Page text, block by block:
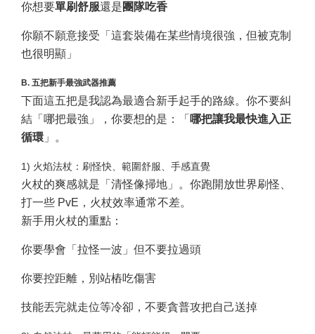
你想要單刷舒服還是團隊吃香
你願不願意接受「這套裝備在某些情境很強，但被克制
也很明顯」
B. 五把新手最強武器推薦
下面這五把是我認為最適合新手起手的路線。你不要糾
結「哪把最強」，你要想的是：「 哪把讓我最快進入正
循環 」。
1) 火焰法杖：刷怪快、範圍舒服、手感直覺
火杖的爽感就是「清怪像掃地」。你跑開放世界刷怪、
打一些 PvE，火杖效率通常不差。
新手用火杖的重點：
你要學會「拉怪一波」但不要拉過頭
你要控距離，別站樁吃傷害
技能丟完就走位等冷卻，不要貪普攻把自己送掉